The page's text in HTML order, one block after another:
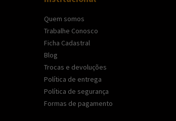
Quem somos
Trabalhe Conosco
Ficha Cadastral
Blog
Trocas e devoluções
Política de entrega
Política de segurança
Formas de pagamento